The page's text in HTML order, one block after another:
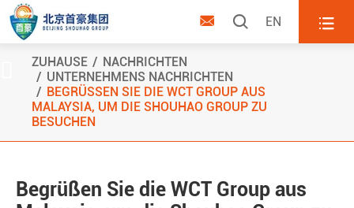
  EN 
ZUHAUSE
NACHRICHTEN
UNTERNEHMENS NACHRICHTEN
BEGRÜSSEN SIE DIE WCT GROUP AUS M
ALAYSIA, UM DIE SHOUHAO GROUP ZU B
ESUCHEN
Begrüßen Sie die WCT Group aus